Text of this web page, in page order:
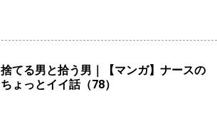
捨てる男と拾う男｜【マンガ】ナースの
ちょっとイイ話（78）